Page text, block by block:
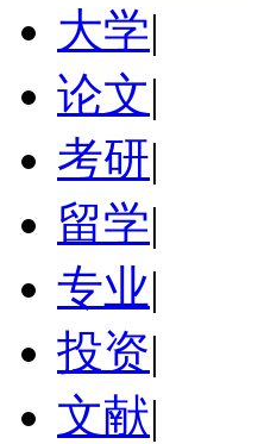
大学|
论文|
考研|
留学|
专业|
投资|
文献|